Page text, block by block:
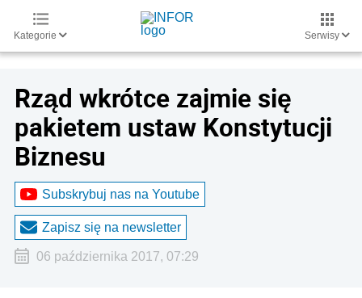
Kategorie Serwisy
Rząd wkrótce zajmie się
pakietem ustaw Konstytucji
Biznesu
Subskrybuj nas na Youtube
Zapisz się na newsletter
06 października 2017, 07:29